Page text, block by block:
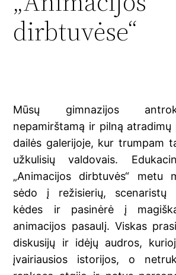
dirbtuvėse“
Mūsų gimnazijos
nepamirštamą ir pilną atradimų
dailės galerijoje, kur trumpam
užkulisių valdovais.
„Animacijos dirbtuvės“ metu
sėdo į režisierių, scenaristų
kėdes ir pasinėrė į
animacijos pasaulį. Viskas
diskusijų ir idėjų audros,
įvairiausios istorijos, o